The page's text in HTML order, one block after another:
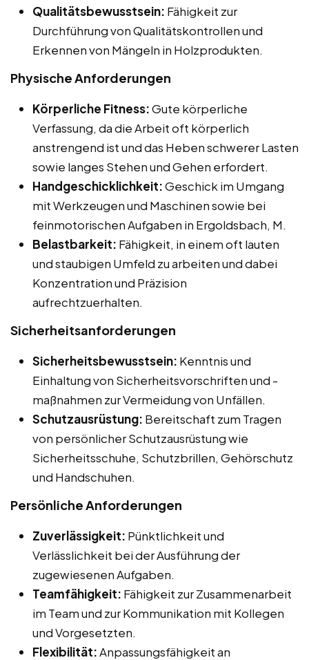
Qualitätsbewusstsein: Fähigkeit zur
Durchführung von Qualitätskontrollen und
Erkennen von Mängeln in Holzprodukten.
Physische Anforderungen
Körperliche Fitness:Gute körperliche
Verfassung, da die Arbeit oft körperlich
anstrengend ist und das Heben schwerer Lasten
sowie langes Stehen und Gehen erfordert.
Handgeschicklichkeit:Geschick im Umgang
mit Werkzeugen und Maschinen sowie bei
feinmotorischen Aufgaben in Ergoldsbach, M.
Belastbarkeit: Fähigkeit, in einem oft lauten
und staubigen Umfeld zu arbeiten und dabei
Konzentration und Präzision
aufrechtzuerhalten.
Sicherheitsanforderungen
Sicherheitsbewusstsein: Kenntnis und
Einhaltung von Sicherheitsvorschriften und -
maßnahmen zur Vermeidung von Unfällen.
Schutzausrüstung: Bereitschaft zum Tragen
von persönlicher Schutzausrüstung wie
Sicherheitsschuhe, Schutzbrillen, Gehörschutz
und Handschuhen.
Persönliche Anforderungen
Zuverlässigkeit: Pünktlichkeit und
Verlässlichkeit bei der Ausführung der
zugewiesenen Aufgaben.
Teamfähigkeit: Fähigkeit zur Zusammenarbeit
im Team und zur Kommunikation mit Kollegen
und Vorgesetzten.
Flexibilität:Anpassungsfähigkeit an